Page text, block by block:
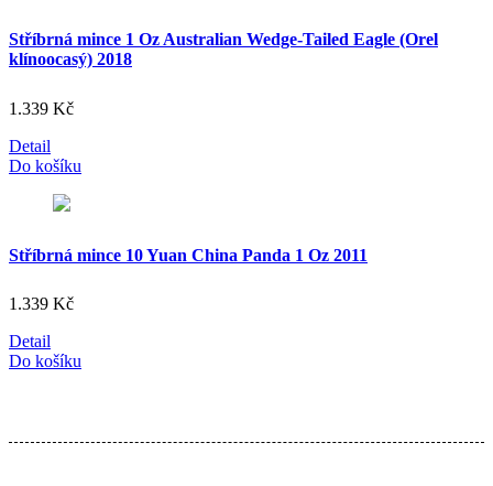
Stříbrná mince 1 Oz Australian Wedge-Tailed Eagle (Orel
klínoocasý) 2018
1.339 Kč
Detail
Do košíku
Stříbrná mince 10 Yuan China Panda 1 Oz 2011
1.339 Kč
Detail
Do košíku